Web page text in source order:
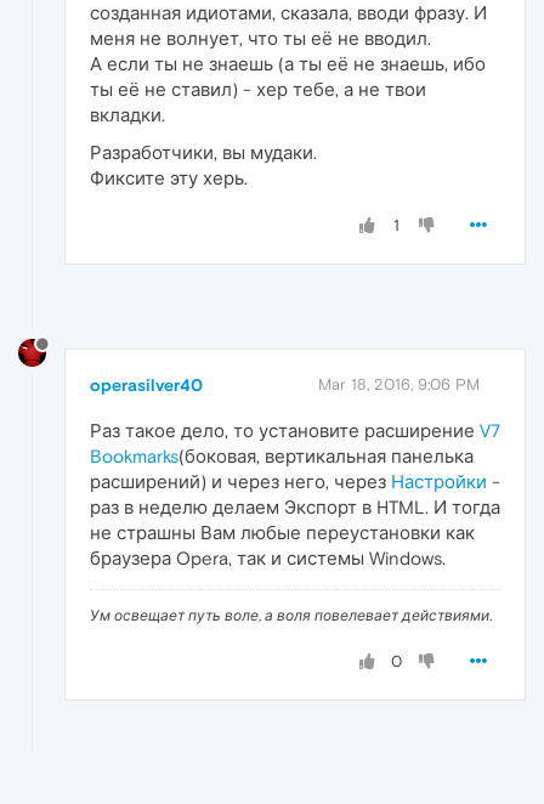
созданная идиотами, сказала, вводи фразу. И
меня не волнует, что ты её не вводил.
А если ты не знаешь (а ты её не знаешь, ибо
ты её не ставил) - хер тебе, а не твои
вкладки.
Разработчики, вы мудаки.
Фиксите эту херь.
1
operasilver40 Mar 18, 2016, 9:06 PM
Раз такое дело, то установите расширение V7
Bookmarks(боковая, вертикальная панелька
расширений) и через него, через Настройки -
раз в неделю делаем Экспорт в HTML. И тогда
не страшны Вам любые переустановки как
браузера Opera, так и системы Windows.
Ум освещает путь воле, а воля повелевает действиями.
0